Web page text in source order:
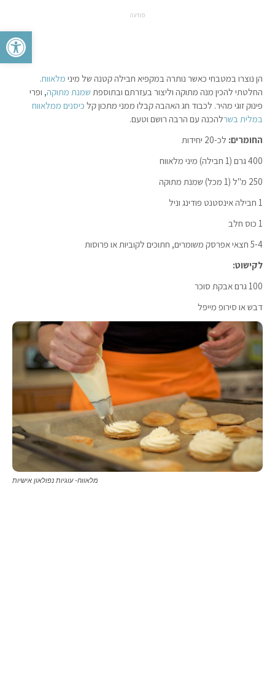
פתח
מודעה
הן נוצרו במטבחי כאשר נותרה במקפיא חבילה קטנה של מיני מלאווח.
החלטתי להכין מנה מתוקה וליצור בעזרתם ובתוספת שמנת מתוקה, ופרי
פינוק זוגי מהיר. לכבוד חג האהבה קבלו ממני מתכון קל כיסנים ממלאווח
במלית בשרלהכנה עם הרבה רושם וטעם.
החומרים: לכ-20 יחידות
400 גרם (1 חבילה) מיני מלאווח
250 מ"ל (1 מכל) שמנת מתוקה
1 חבילה אינסטנט פודינג וניל
1 כוס חלב
5-4 חצאי אפרסק משומרים, חתוכים לקוביות או פרוסות
לקישוט:
100 גרם אבקת סוכר
דבש או סירופ מייפל
מלאווח- עוגיות נפולאון אישיות